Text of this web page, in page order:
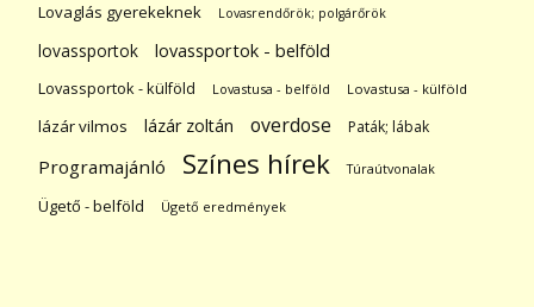
Lovaglás gyerekeknek Lovasrendőrök; polgárőrök
lovassportok lovassportok - belföld
Lovassportok - külföld Lovastusa - belföld Lovastusa - külföld
lázár vilmos lázár zoltán overdose Paták; lábak
Programajánló Színes hírek Túraútvonalak
Ügető - belföld Ügető eredmények